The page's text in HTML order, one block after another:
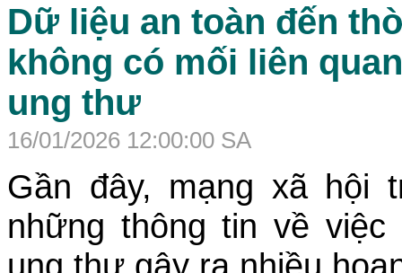
Dữ liệu an toàn đến
không có mối liên
ung thư
16/01/2026 12:00:00 SA
Gần đây, mạng xã hội
những thông tin về
ung thư gây ra nhiều